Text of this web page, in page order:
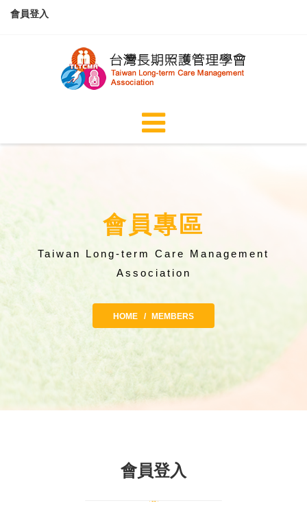
會員登入
會員專區
Taiwan Long-term Care Management
Association
HOME MEMBERS
會員登入